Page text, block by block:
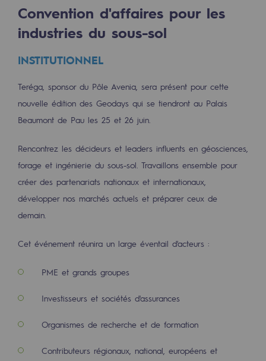
Les énergies d'avenir
Notre vision
Gaz renouvelables et procédés durables
Gaz renouvelables et procédés
Pyrogazéification et gazéification
Captage de CO2
Nouveaux usages
Concertations CH4, H2 et CO2
Espace pédagogique
2050 : un monde d’énergies
Objectif Hydrogène
CCUS Objectif Zéro CO2
Objectif Biométhane
Convention d'affaires pour les
industries du sous-sol
INSTITUTIONNEL
Teréga, sponsor du Pôle Avenia, sera présent pour cette
nouvelle édition des Geodays qui se tiendront au Palais
Beaumont de Pau les 25 et 26 juin.
Rencontrez les décideurs et leaders influents en géosciences,
forage et ingénierie du sous-sol. Travaillons ensemble pour
créer des partenariats nationaux et internationaux,
développer nos marchés actuels et préparer ceux de
demain.
Cet événement réunira un large éventail d'acteurs :
PME et grands groupes
Investisseurs et sociétés d'assurances
Organismes de recherche et de formation
Contributeurs régionaux, national, européens et